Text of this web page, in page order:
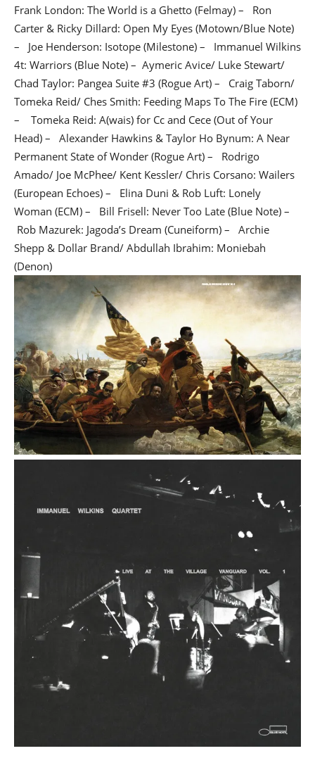
Frank London: The World is a Ghetto (Felmay) – Ron
Carter & Ricky Dillard: Open My Eyes (Motown/Blue Note)
– Joe Henderson: Isotope (Milestone) – Immanuel Wilkins
4t: Warriors (Blue Note) – Aymeric Avice/ Luke Stewart/
Chad Taylor: Pangea Suite #3 (Rogue Art) – Craig Taborn/
Tomeka Reid/ Ches Smith: Feeding Maps To The Fire (ECM)
– Tomeka Reid: A(wais) for Cc and Cece (Out of Your
Head) – Alexander Hawkins & Taylor Ho Bynum: A Near
Permanent State of Wonder (Rogue Art) – Rodrigo
Amado/ Joe McPhee/ Kent Kessler/ Chris Corsano: Wailers
(European Echoes) – Elina Duni & Rob Luft: Lonely
Woman (ECM) – Bill Frisell: Never Too Late (Blue Note) –
Rob Mazurek: Jagoda’s Dream (Cuneiform) – Archie
Shepp & Dollar Brand/ Abdullah Ibrahim: Moniebah
(Denon)